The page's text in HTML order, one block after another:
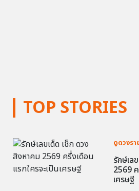
TOP STORIES
ดูดวงรา
รักษ์เล
2569
เศรษฐี